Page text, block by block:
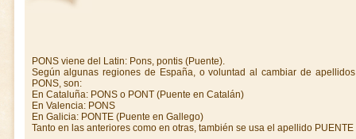
PONS viene del Latin: Pons, pontis (Puente).
Según algunas regiones de España, o voluntad al cambiar de
PONS, son:
En Cataluña: PONS o PONT (Puente en Catalán)
En Valencia: PONS
En Galicia: PONTE (Puente en Gallego)
Tanto en las anteriores como en otras, también se usa el apellido PUENTE